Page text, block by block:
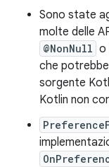
Sono state
molte delle
@NonNull o
che
sorgente
Kotlin non